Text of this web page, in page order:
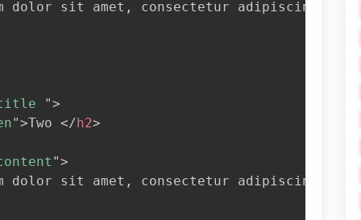
dolor sit amet, consectetur adipiscing
title ">
">Two </ h2>
">
dolor sit amet, consectetur adipiscing